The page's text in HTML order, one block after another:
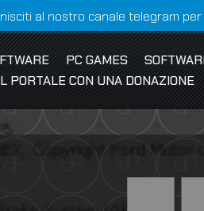
al nostro canale telegram
PC GAMES
PORTALE CON UNA DONAZIONE